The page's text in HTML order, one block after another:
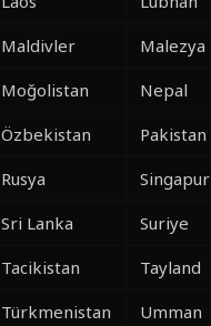
Maldivler
Malezya
Moğolistan
Nepal
Özbekistan
Pakistan
Rusya
Singapur
Sri Lanka
Suriye
Tacikistan
Tayland
Türkmenistan
Umman